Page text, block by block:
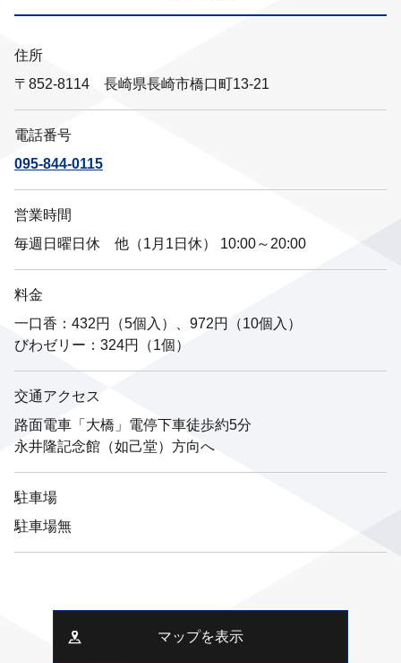
住所
〒852-8114 長崎県長崎市橋口町13-21
電話番号
095-844-0115
営業時間
毎週日曜日休 他（1月1日休） 10:00～20:00
料金
一口香：432円（5個入）、972円（10個入）
びわゼリー：324円（1個）
交通アクセス
路面電車「大橋」電停下車徒歩約5分
永井隆記念館（如己堂）方向へ
駐車場
駐車場無
マップを表示